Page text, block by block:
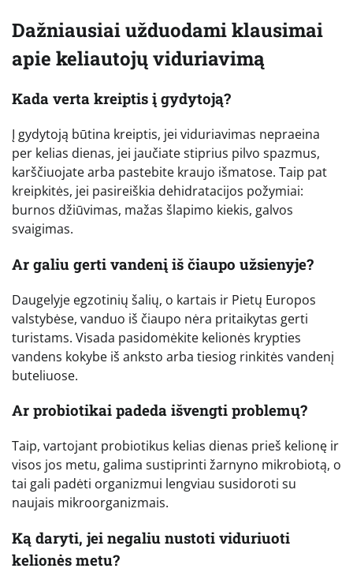
Dažniausiai užduodami klausimai
apie keliautojų viduriavimą
Kada verta kreiptis į gydytoją?
Į gydytoją būtina kreiptis, jei viduriavimas nepraeina
per kelias dienas, jei jaučiate stiprius pilvo spazmus,
karščiuojate arba pastebite kraujo išmatose. Taip pat
kreipkitės, jei pasireiškia dehidratacijos požymiai:
burnos džiūvimas, mažas šlapimo kiekis, galvos
svaigimas.
Ar galiu gerti vandenį iš čiaupo užsienyje?
Daugelyje egzotinių šalių, o kartais ir Pietų Europos
valstybėse, vanduo iš čiaupo nėra pritaikytas gerti
turistams. Visada pasidomėkite kelionės krypties
vandens kokybe iš anksto arba tiesiog rinkitės vandenį
buteliuose.
Ar probiotikai padeda išvengti problemų?
Taip, vartojant probiotikus kelias dienas prieš kelionę ir
visos jos metu, galima sustiprinti žarnyno mikrobiotą, o
tai gali padėti organizmui lengviau susidoroti su
naujais mikroorganizmais.
Ką daryti, jei negaliu nustoti viduriuoti
kelionės metu?